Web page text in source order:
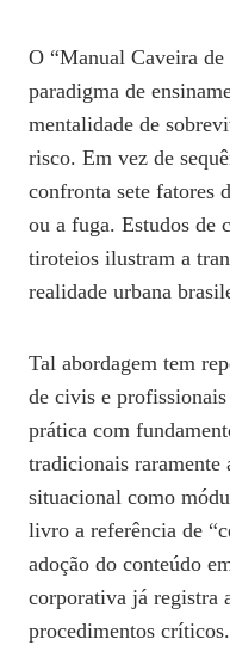
O “Manual Caveira de
paradigma de
mentalidade de
risco. Em vez de
confronta sete fatores
ou a fuga. Estudos de
tiroteios ilustram a
realidade urbana
Tal abordagem tem
de civis e
prática com
tradicionais raramente
situacional como
livro a referência de
adoção do conteúdo
corporativa já registra
procedimentos críticos.